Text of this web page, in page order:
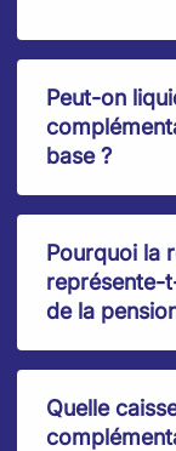
Peut-on
base ?
Pourquoi la
représente-
de la
Quelle